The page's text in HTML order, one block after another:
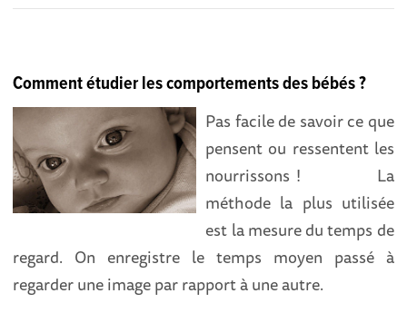
Comment étudier les comportements des bébés ?
Pas facile de savoir ce que
pensent ou ressentent les
nourrissons ! La
méthode la plus utilisée
est la mesure du temps de
regard. On enregistre le temps moyen passé à
regarder une image par rapport à une autre.